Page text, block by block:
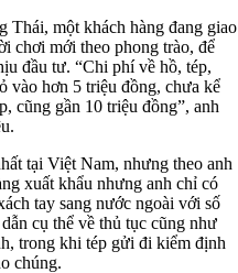
Thái, một khách hàng đang giao
chơi mới theo phong trào, để
đầu tư. “Chi phí về hồ, tép,
vào hơn 5 triệu đồng, chưa kể
cũng gần 10 triệu đồng”, anh
tại Việt Nam, nhưng theo anh
xuất khẩu nhưng anh chỉ có
tay sang nước ngoài với số
cụ thể về thủ tục cũng như
trong khi tép gửi đi kiểm định
chúng.